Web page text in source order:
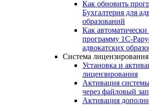
Как обновить
Бухгалтерия для
образований
Как
программу 1С-
адвокатских
Система
Установка и
лицензирования
Активация
через файловый
Активация